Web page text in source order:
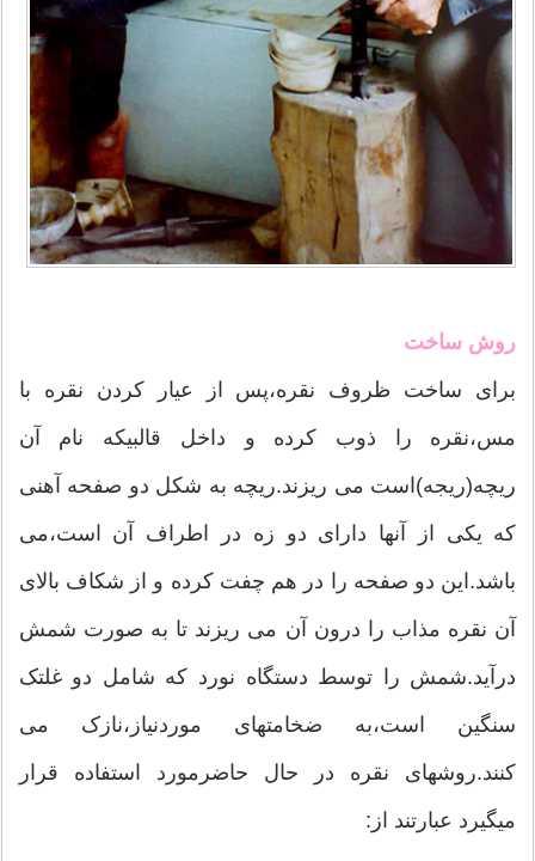
روش ساخت
برای ساخت ظروف نقره،پس از عیار کردن نقره با
مس،نقره را ذوب کرده و داخل قالبیکه نام آن
ریچه(ریجه)است می ریزند.ریچه به شکل دو صفحه آهنی
که یکی از آنها دارای دو زه در اطراف آن است،می
باشد.این دو صفحه را در هم چفت کرده و از شکاف بالای
آن نقره مذاب را درون آن می ریزند تا به صورت شمش
درآید.شمش را توسط دستگاه نورد که شامل دو غلتک
سنگین است،به ضخامتهای موردنیاز،نازک می
کنند.روشهای نقره در حال حاضرمورد استفاده قرار
میگیرد عبارتند از: